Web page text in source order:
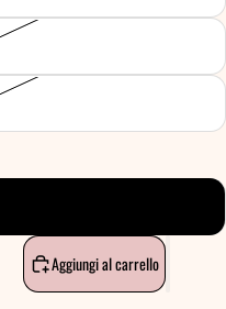
Aggiungi al carrello